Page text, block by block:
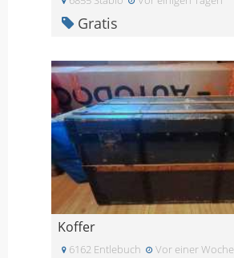
Gratis
Koffer
6162 Entlebuch Vor einer Woche